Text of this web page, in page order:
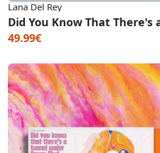
Lana Del Rey
49.99€